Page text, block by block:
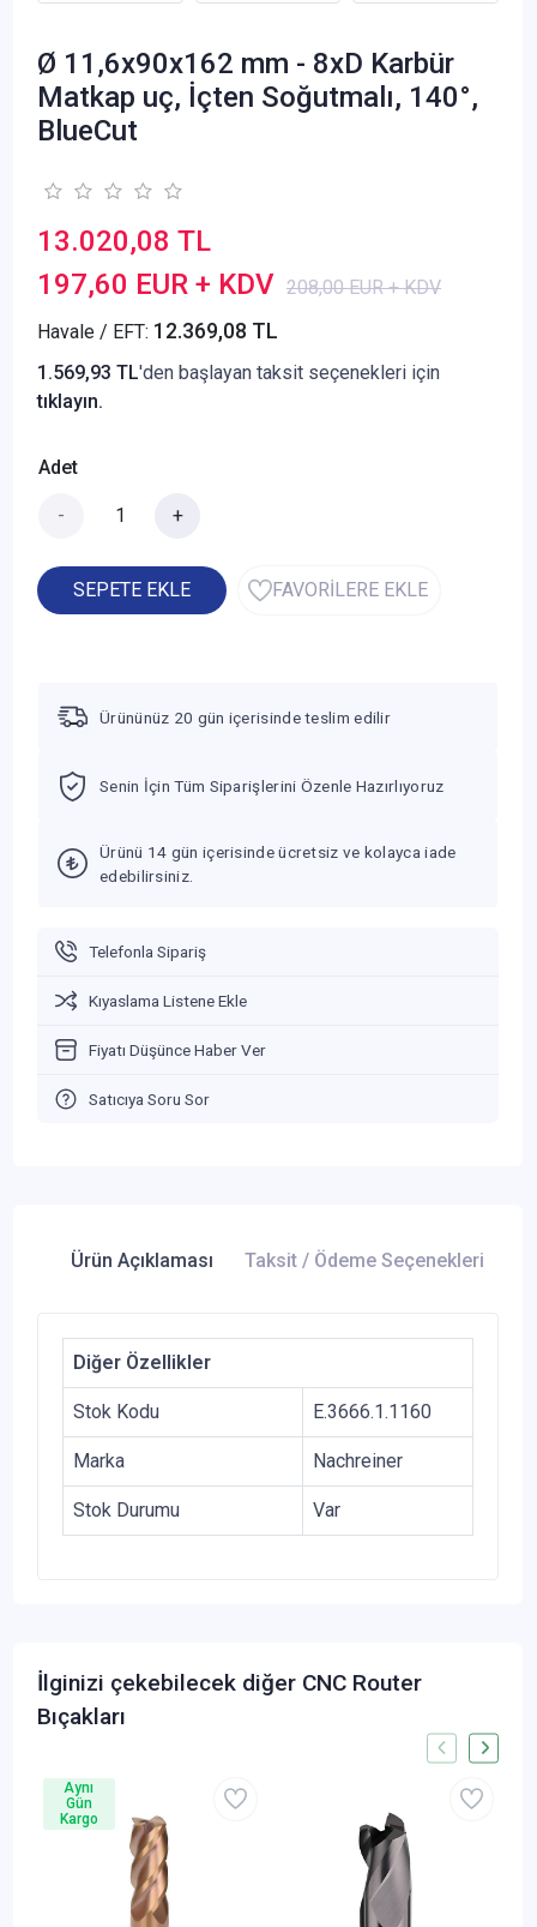
Ø 11,6x90x162 mm - 8xD Karbür
Matkap uç, İçten Soğutmalı, 140°,
BlueCut
13.020,08 TL
197,60 EUR + KDV 208,00 EUR + KDV
Havale / EFT: 12.369,08 TL
1.569,93 TL'den başlayan taksit seçenekleri için
tıklayın.
Adet
- +
SEPETE EKLE FAVORİLERE EKLE
Ürününüz 20 gün içerisinde teslim edilir
Senin İçin Tüm Siparişlerini Özenle Hazırlıyoruz
Ürünü 14 gün içerisinde ücretsiz ve kolayca iade
edebilirsiniz.
Telefonla Sipariş
Kıyaslama Listene Ekle
Fiyatı Düşünce Haber Ver
Satıcıya Soru Sor
Ürün Açıklaması Taksit / Ödeme Seçenekleri
Diğer Özellikler
Stok Kodu E.3666.1.1160
Marka Nachreiner
Stok Durumu Var
İlginizi çekebilecek diğer CNC Router
Bıçakları
Aynı
Gün
Kargo